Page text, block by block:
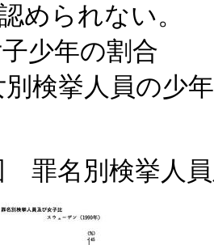
められない。
少年の割合
検挙人員の少
罪名別検挙人